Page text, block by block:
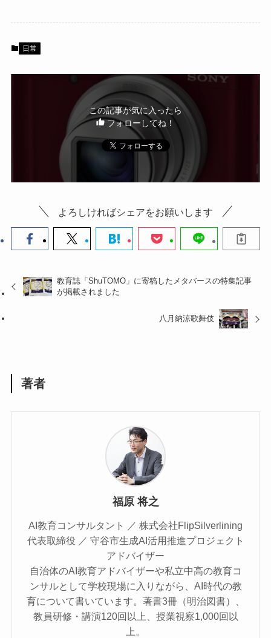
e
b
er
日常
この記事が気に入ったら
フォローしてね！
よろしければシェアをお願いします
教育誌「ShuTOMO」に寄稿したメタバースの特集記事
が掲載されました
八月納涼歌舞伎
著者
福原 将之
AI教育コンサルタント ／ 株式会社FlipSilverlining
代表取締役 ／ 守谷市生成AI活用推進プロジェクト
アドバイザー
自治体のAI教育アドバイザーや私立中高の教育コ
ンサルとして学校現場に入りながら、AI時代の教
育について書いています。著書3冊（明治図書）、
教員研修・講演120回以上、授業視察1,000回以
上。